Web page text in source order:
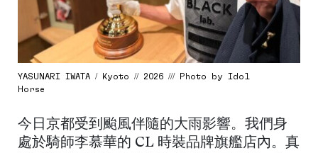
YASUNARI IWATA / Kyoto // 2026 /// Photo by Idol
Horse
今日京都受到颱風伴隨的大雨影響。我們身
處於騎師李慕華的 CL 時裝品牌旗艦店內。真